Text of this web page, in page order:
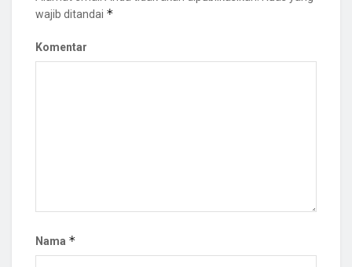
wajib ditandai *
Komentar
Nama *